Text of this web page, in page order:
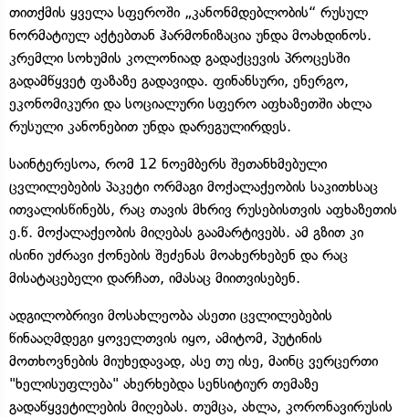
თითქმის ყველა სფეროში „კანონმდებლობის“ რუსულ
ნორმატიულ აქტებთან ჰარმონიზაცია უნდა მოახდინოს.
კრემლი სოხუმის კოლონიად გადაქცევის პროცესში
გადამწყვეტ ფაზაზე გადავიდა. ფინანსური, ენერგო,
ეკონომიკური და სოციალური სფერო აფხაზეთში ახლა
რუსული კანონებით უნდა დარეგულირდეს.
საინტერესოა, რომ 12 ნოემბერს შეთანხმებული
ცვლილებების პაკეტი ორმაგი მოქალაქეობის საკითხსაც
ითვალისწინებს, რაც თავის მხრივ რუსებისთვის აფხაზეთის
ე.წ. მოქალაქეობის მიღებას გაამარტივებს. ამ გზით კი
ისინი უძრავი ქონების შეძენას მოახერხებენ და რაც
მისატაცებელი დარჩათ, იმასაც მიითვისებენ.
ადგილობრივი მოსახლეობა ასეთი ცვლილებების
წინააღმდეგი ყოველთვის იყო, ამიტომ, პუტინის
მოთხოვნების მიუხედავად, ასე თუ ისე, მაინც ვერცერთი
"ხელისუფლება" ახერხებდა სენსიტიურ თემაზე
გადაწყვეტილების მიღებას. თუმცა, ახლა, კორონავირუსის